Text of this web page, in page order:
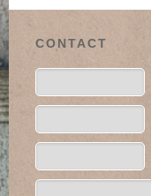
CONTACT